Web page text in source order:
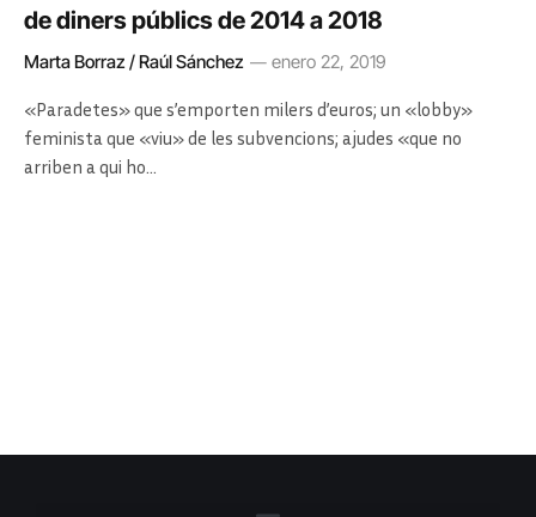
de diners públics de 2014 a 2018
Marta Borraz / Raúl Sánchez enero 22, 2019
«Paradetes» que s’emporten milers d’euros; un «lobby»
feminista que «viu» de les subvencions; ajudes «que no
arriben a qui ho…